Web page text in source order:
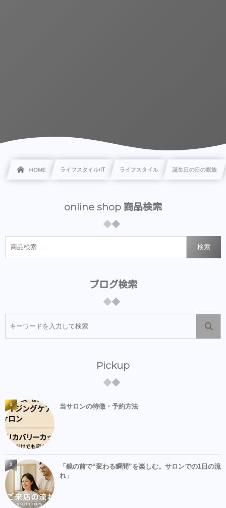
HOME ライフスタイル/IT ライフスタイル 誕生日の日の親族
online shop 商品検索
検索
ブログ検索
Pickup
当サロンの特徴・予約方法
1
「鏡の前で“変わる瞬間”を楽しむ。サロンでの1日の流
れ」
2